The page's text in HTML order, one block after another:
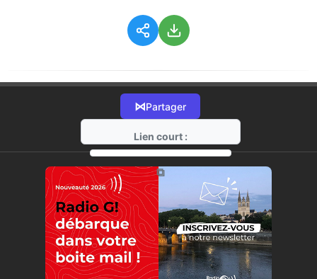
⋈Partager
Lien court :
https://radio-g.fr?1364
⧉